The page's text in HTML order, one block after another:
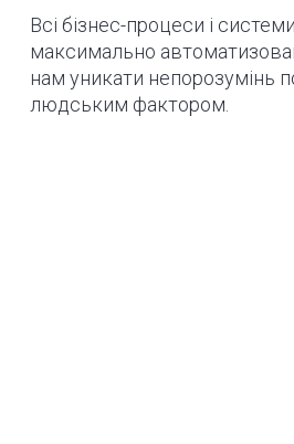
Всі бізнес-процеси і
максимально
нам уникати непорозумінь
людським фактором.